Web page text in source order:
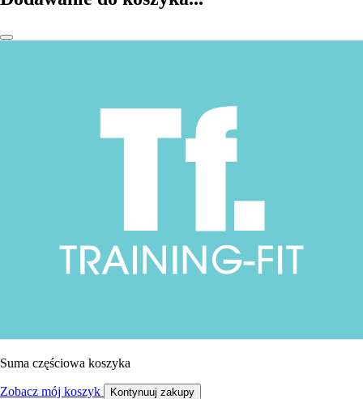
Suma częściowa koszyka
Zobacz mój koszyk Kontynuuj zakupy